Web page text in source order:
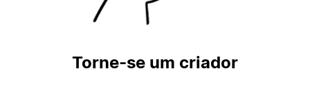
Torne-se um criador